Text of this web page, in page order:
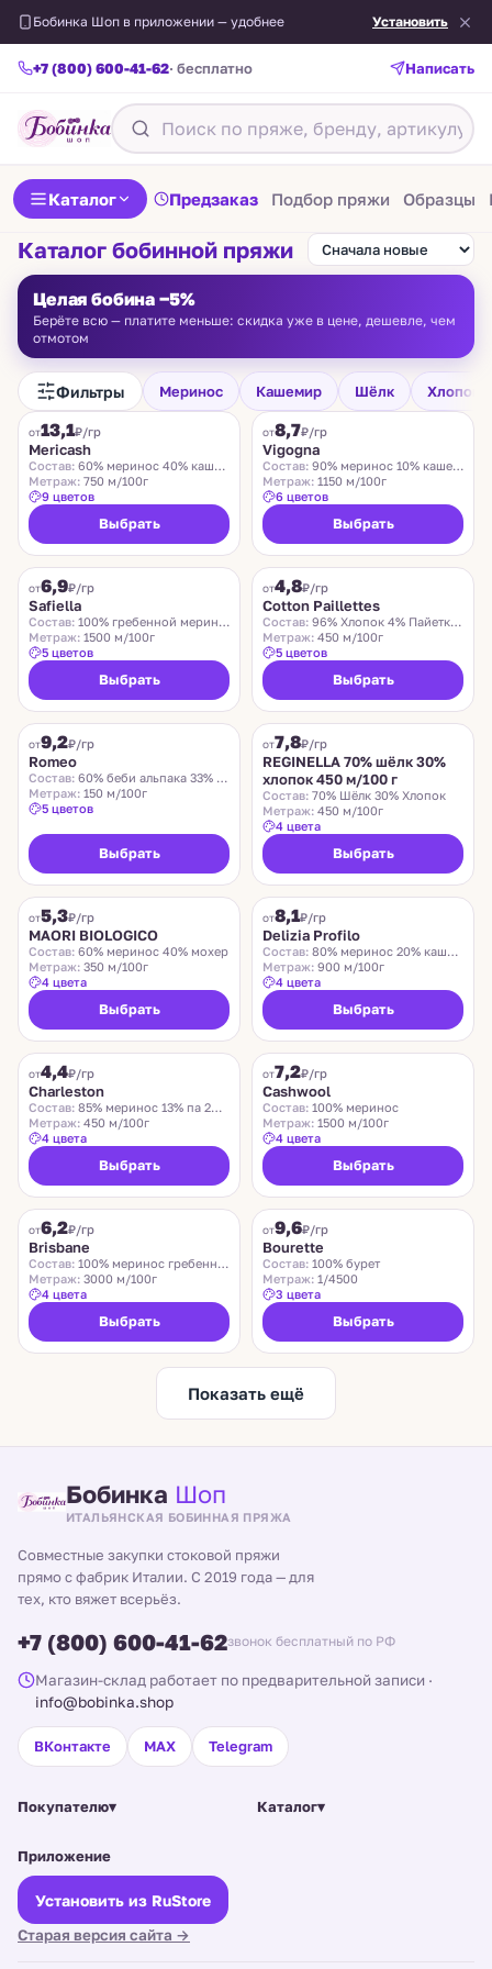
Бобинка Шоп в приложении — удобнее Установить
+7 (800) 600-41-62· бесплатно Написать
Каталог Предзаказ Подбор пряжи Образцы
Каталог бобинной пряжи
Целая бобина −5%
Берёте всю — платите меньше: скидка уже в цене, дешевле, чем
отмотом
Фильтры Меринос Кашемир Шёлк Хлопок
FILAMORE
от13,1₽/гр
Mericash
Состав: 60% меринос 40% кашемир
Метраж: 750 м/100г
9 цветов
Выбрать
VIGOGNA
от8,7₽/гр
Vigogna
Состав: 90% меринос 10% кашемир
Метраж: 1150 м/100г
6 цветов
Выбрать
от6,9₽/гр
Safiella
Состав: 100% гребенной меринос
Метраж: 1500 м/100г
5 цветов
Выбрать
от4,8₽/гр
Cotton Paillettes
Состав: 96% Хлопок 4% Пайетки Полиэстер
Метраж: 450 м/100г
5 цветов
Выбрать
от9,2₽/гр
Romeo
Состав: 60% беби альпака 33% меринос 7% нейлон
Метраж: 150 м/100г
5 цветов
Выбрать
от7,8₽/гр
REGINELLA 70% шёлк 30%
хлопок 450 м/100 г
Состав: 70% Шёлк 30% Хлопок
Метраж: 450 м/100г
4 цвета
Выбрать
от5,3₽/гр
MAORI BIOLOGICO
Состав: 60% меринос 40% мохер
Метраж: 350 м/100г
4 цвета
Выбрать
от8,1₽/гр
Delizia Profilo
Состав: 80% меринос 20% кашемир
Метраж: 900 м/100г
4 цвета
Выбрать
от4,4₽/гр
Charleston
Состав: 85% меринос 13% па 2% эластан
Метраж: 450 м/100г
4 цвета
Выбрать
от7,2₽/гр
Cashwool
Состав: 100% меринос
Метраж: 1500 м/100г
4 цвета
Выбрать
от6,2₽/гр
Brisbane
Состав: 100% меринос гребенной
Метраж: 3000 м/100г
4 цвета
Выбрать
Хит
от9,6₽/гр
Bourette
Состав: 100% бурет
Метраж: 1/4500
3 цвета
Выбрать
Показать ещё
Бобинка Шоп
ИТАЛЬЯНСКАЯ БОБИННАЯ ПРЯЖА
Совместные закупки стоковой пряжи
прямо с фабрик Италии. С 2019 года — для
тех, кто вяжет всерьёз.
+7 (800) 600-41-62звонок бесплатный по РФ
Магазин-склад работает по предварительной записи ·
info@bobinka.shop
ВКонтакте MAX Telegram
Покупателю▾ Каталог▾
Приложение
Установить из RuStore
Старая версия сайта →